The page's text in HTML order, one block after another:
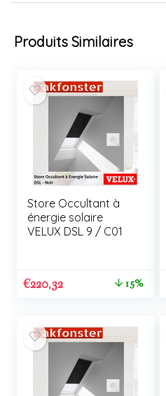
Produits Similaires
Store Occultant à
énergie solaire
VELUX DSL 9 / C01
€220,32 15%